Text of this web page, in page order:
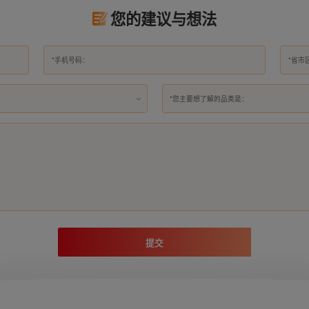
您的建议与想法
*您主要想了解的品类是：
提交